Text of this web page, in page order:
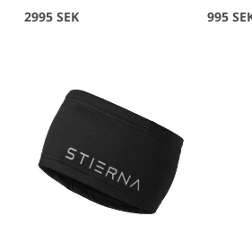
2995 SEK 995